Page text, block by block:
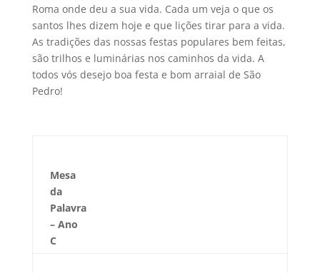
Roma onde deu a sua vida. Cada um veja o que os
santos lhes dizem hoje e que lições tirar para a vida.
As tradições das nossas festas populares bem feitas,
são trilhos e luminárias nos caminhos da vida. A
todos vós desejo boa festa e bom arraial de São
Pedro!
Mesa
da
Palavra
– Ano
C